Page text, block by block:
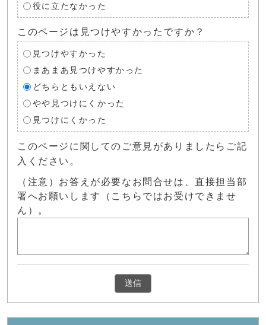
役に立たなかった
このページは見つけやすかったですか？
見つけやすかった
まあまあ見つけやすかった
どちらともいえない
やや見つけにくかった
見つけにくかった
このページに関してのご意見がありましたらご記
入ください。
（注意）お答えが必要なお問合せは、直接担当部
署へお願いします（こちらではお受けできませ
ん）。